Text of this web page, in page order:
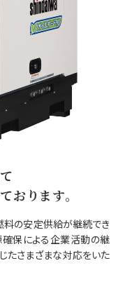
おります。
料の安定供給が継続でき
確保による企業活動の継
たさまざまな対応をいた